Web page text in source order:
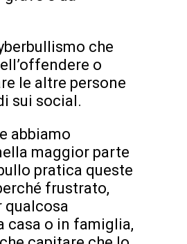
che
o
le altre persone
sui social.
abbiamo
maggior parte
pratica queste
frustrato,
qualcosa
casa o in famiglia,